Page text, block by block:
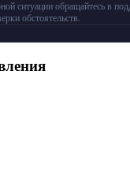
ситуации обращайтесь в
обстоятельств.